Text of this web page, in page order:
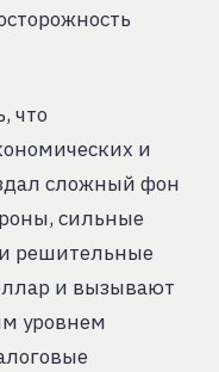
что
и
сложный фон
сильные
решительные
и вызывают
уровнем